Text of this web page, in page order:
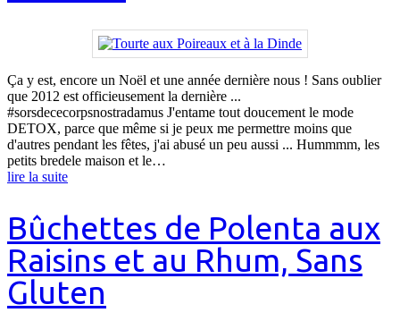
Ça y est, encore un Noël et une année dernière nous ! Sans oublier
que 2012 est officieusement la dernière ...
#sorsdececorpsnostradamus J'entame tout doucement le mode
DETOX, parce que même si je peux me permettre moins que
d'autres pendant les fêtes, j'ai abusé un peu aussi ... Hummmm, les
petits bredele maison et le…
lire la suite
Bûchettes de Polenta aux
Raisins et au Rhum, Sans
Gluten